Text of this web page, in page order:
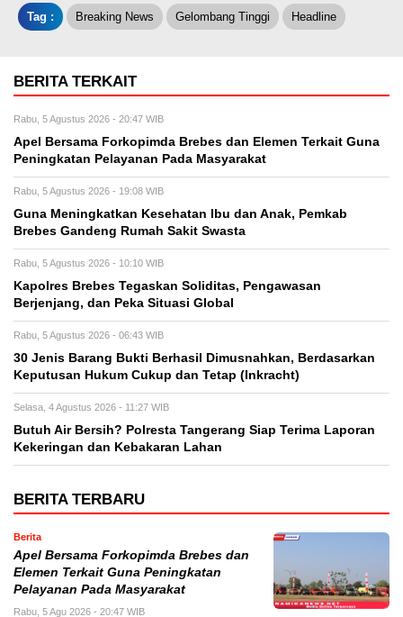
Tag : Breaking News Gelombang Tinggi Headline
BERITA TERKAIT
Rabu, 5 Agustus 2026 - 20:47 WIB
Apel Bersama Forkopimda Brebes dan Elemen Terkait Guna
Peningkatan Pelayanan Pada Masyarakat
Rabu, 5 Agustus 2026 - 19:08 WIB
Guna Meningkatkan Kesehatan Ibu dan Anak, Pemkab
Brebes Gandeng Rumah Sakit Swasta
Rabu, 5 Agustus 2026 - 10:10 WIB
Kapolres Brebes Tegaskan Soliditas, Pengawasan
Berjenjang, dan Peka Situasi Global
Rabu, 5 Agustus 2026 - 06:43 WIB
30 Jenis Barang Bukti Berhasil Dimusnahkan, Berdasarkan
Keputusan Hukum Cukup dan Tetap (Inkracht)
Selasa, 4 Agustus 2026 - 11:27 WIB
Butuh Air Bersih? Polresta Tangerang Siap Terima Laporan
Kekeringan dan Kebakaran Lahan
BERITA TERBARU
Berita
Apel Bersama Forkopimda Brebes dan
Elemen Terkait Guna Peningkatan
Pelayanan Pada Masyarakat
Rabu, 5 Agu 2026 - 20:47 WIB